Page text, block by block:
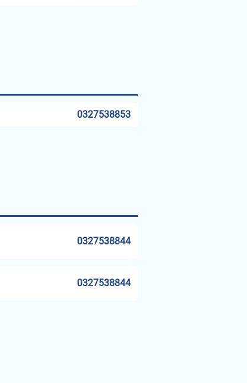
0327538853
0327538844
0327538844